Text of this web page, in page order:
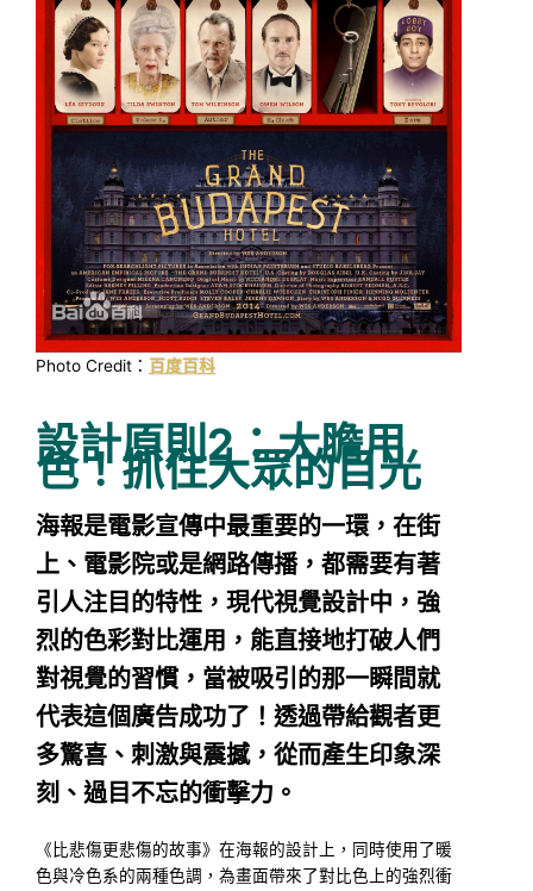
Photo Credit： 百度百科
設計原則2：大膽用
色！抓住大眾的目光
海報是電影宣傳中最重要的一環，在街
上、電影院或是網路傳播，都需要有著
引人注目的特性，現代視覺設計中，強
烈的色彩對比運用，能直接地打破人們
對視覺的習慣，當被吸引的那一瞬間就
代表這個廣告成功了！透過帶給觀者更
多驚喜、刺激與震撼，從而產生印象深
刻、過目不忘的衝擊力。
《比悲傷更悲傷的故事》在海報的設計上，同時使用了暖
色與冷色系的兩種色調，為畫面帶來了對比色上的強烈衝